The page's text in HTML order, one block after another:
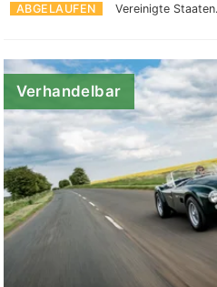
ABGELAUFEN Vereinigte Staaten.
Verhandelbar